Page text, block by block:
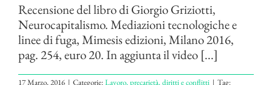
Recensione del libro di Giorgio Griziotti,
Neurocapitalismo. Mediazioni tecnologiche e
linee di fuga, Mimesis edizioni, Milano 2016,
pag. 254, euro 20. In aggiunta il video [...]
17 Marzo, 2016 | Categorie:Lavoro, precarietà, diritti e conflitti | Tag: